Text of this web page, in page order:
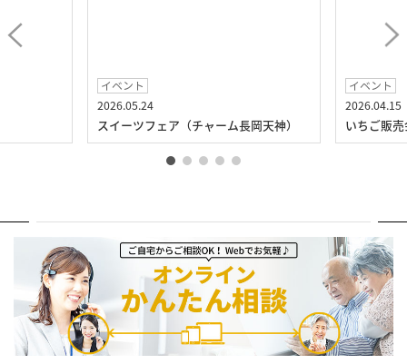
イベント
2026.05.24
スイーツフェア（チャーム長岡天神）
イベント
2026.04.15
いちご販